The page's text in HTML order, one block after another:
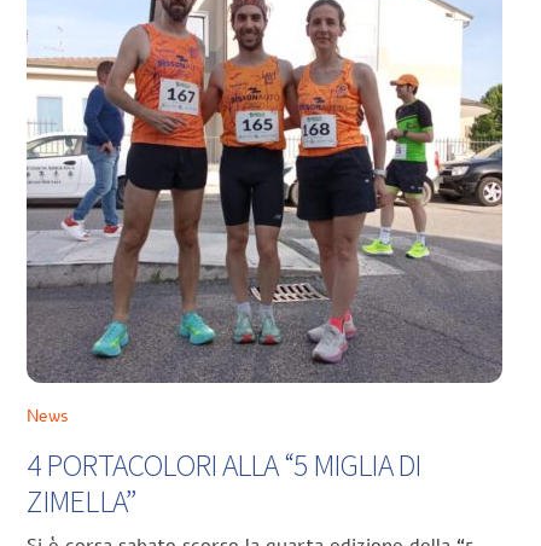
News
4 PORTACOLORI ALLA “5 MIGLIA DI
ZIMELLA”